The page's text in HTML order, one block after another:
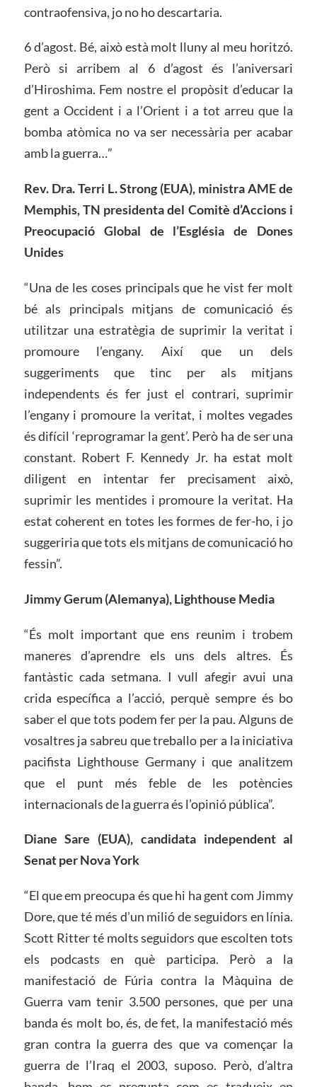
contraofensiva, jo no ho descartaria.
6 d’agost. Bé, això està molt lluny al meu horitzó.
Però si arribem al 6 d’agost és l’aniversari
d’Hiroshima. Fem nostre el propòsit d’educar la
gent a Occident i a l’Orient i a tot arreu que la
bomba atòmica no va ser necessària per acabar
amb la guerra…”
Rev. Dra. Terri L. Strong (EUA), ministra AME de
Memphis, TN presidenta del Comitè d’Accions i
Preocupació Global de l’Església de Dones
Unides
“Una de les coses principals que he vist fer molt
bé als principals mitjans de comunicació és
utilitzar una estratègia de suprimir la veritat i
promoure l’engany. Així que un dels
suggeriments que tinc per als mitjans
independents és fer just el contrari, suprimir
l’engany i promoure la veritat, i moltes vegades
és difícil ‘reprogramar la gent’. Però ha de ser una
constant. Robert F. Kennedy Jr. ha estat molt
diligent en intentar fer precisament això,
suprimir les mentides i promoure la veritat. Ha
estat coherent en totes les formes de fer-ho, i jo
suggeriria que tots els mitjans de comunicació ho
fessin”.
Jimmy Gerum (Alemanya), Lighthouse Media
“És molt important que ens reunim i trobem
maneres d’aprendre els uns dels altres. És
fantàstic cada setmana. I vull afegir avui una
crida específica a l’acció, perquè sempre és bo
saber el que tots podem fer per la pau. Alguns de
vosaltres ja sabreu que treballo per a la iniciativa
pacifista Lighthouse Germany i que analitzem
que el punt més feble de les potències
internacionals de la guerra és l’opinió pública”.
Diane Sare (EUA), candidata independent al
Senat per Nova York
“El que em preocupa és que hi ha gent com Jimmy
Dore, que té més d’un milió de seguidors en línia.
Scott Ritter té molts seguidors que escolten tots
els podcasts en què participa. Però a la
manifestació de Fúria contra la Màquina de
Guerra vam tenir 3.500 persones, que per una
banda és molt bo, és, de fet, la manifestació més
gran contra la guerra des que va començar la
guerra de l’Iraq el 2003, suposo. Però, d’altra